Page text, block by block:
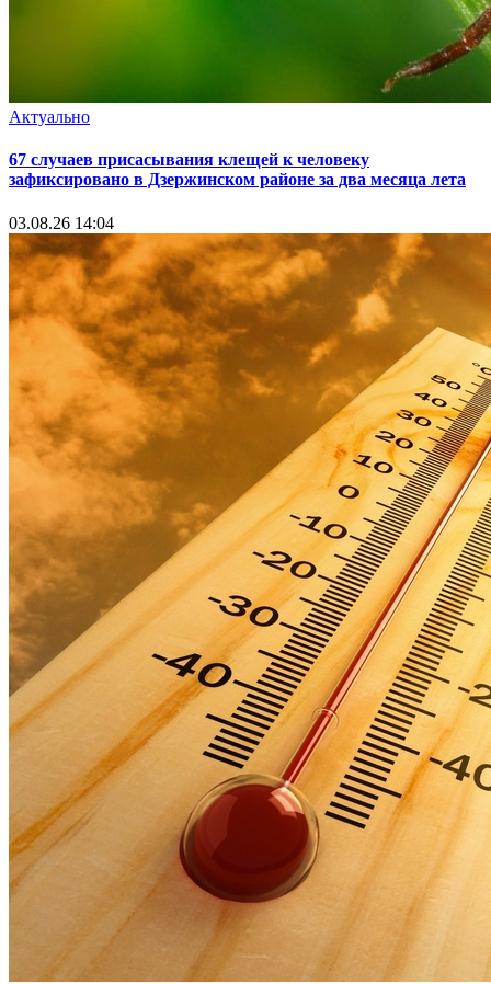
Актуально
67 случаев присасывания клещей к человеку
зафиксировано в Дзержинском районе за два месяца лета
03.08.26 14:04